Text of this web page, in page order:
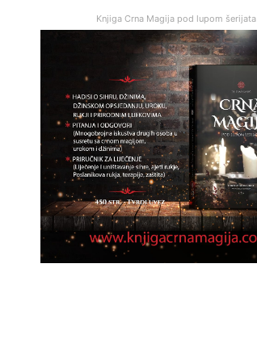
Knjiga Crna Magija pod lupom šerijata